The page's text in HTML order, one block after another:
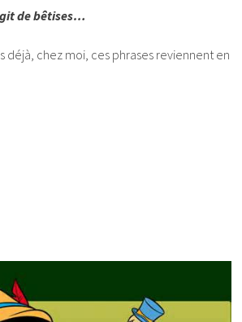
de bêtises…
déjà, chez moi, ces phrases reviennent en